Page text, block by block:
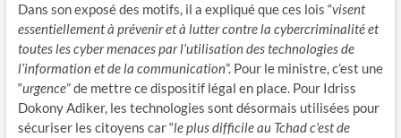
Dans son exposé des motifs, il a expliqué que ces lois “visent
essentiellement à prévenir et à lutter contre la cybercriminalité et
toutes les cyber menaces par l’utilisation des technologies de
l’information et de la communication”. Pour le ministre, c’est une
“urgence” de mettre ce dispositif légal en place. Pour Idriss
Dokony Adiker, les technologies sont désormais utilisées pour
sécuriser les citoyens car “le plus difficile au Tchad c’est de